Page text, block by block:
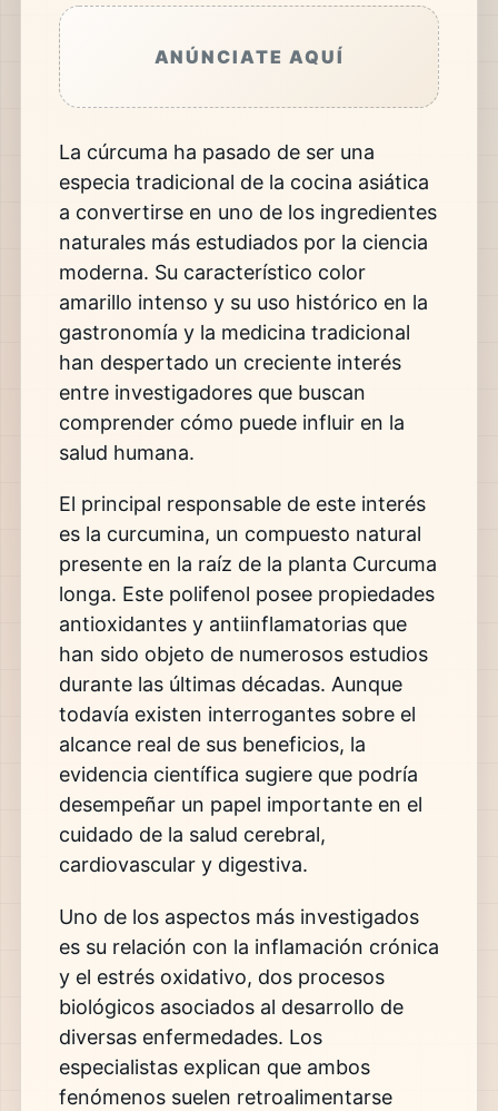
ANÚNCIATE AQUÍ
La cúrcuma ha pasado de ser una
especia tradicional de la cocina asiática
a convertirse en uno de los ingredientes
naturales más estudiados por la ciencia
moderna. Su característico color
amarillo intenso y su uso histórico en la
gastronomía y la medicina tradicional
han despertado un creciente interés
entre investigadores que buscan
comprender cómo puede influir en la
salud humana.
El principal responsable de este interés
es la curcumina, un compuesto natural
presente en la raíz de la planta Curcuma
longa. Este polifenol posee propiedades
antioxidantes y antiinflamatorias que
han sido objeto de numerosos estudios
durante las últimas décadas. Aunque
todavía existen interrogantes sobre el
alcance real de sus beneficios, la
evidencia científica sugiere que podría
desempeñar un papel importante en el
cuidado de la salud cerebral,
cardiovascular y digestiva.
Uno de los aspectos más investigados
es su relación con la inflamación crónica
y el estrés oxidativo, dos procesos
biológicos asociados al desarrollo de
diversas enfermedades. Los
especialistas explican que ambos
fenómenos suelen retroalimentarse